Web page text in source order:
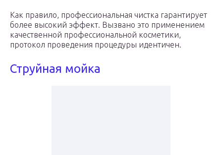
Как правило, профессиональная чистка гарантирует
более высокий эффект. Вызвано это применением
качественной профессиональной косметики,
протокол проведения процедуры идентичен.
Струйная мойка